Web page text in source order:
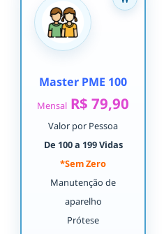
Master PME 100
Mensal R$ 79,90
Valor por Pessoa
De 100 a 199 Vidas
*Sem Zero
Manutenção de
aparelho
Prótese